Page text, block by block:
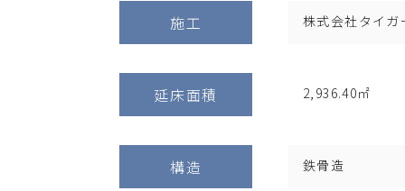
施工 株式会社タイ
延床面積 2,936.40㎡
構造 鉄骨造